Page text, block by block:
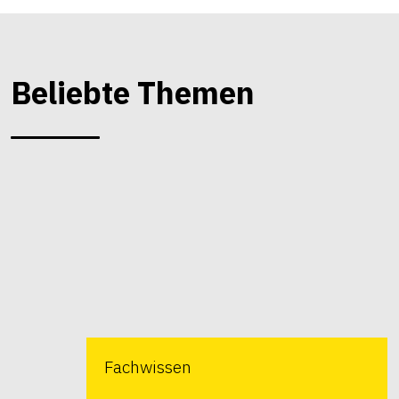
Beliebte Themen
Fachwissen